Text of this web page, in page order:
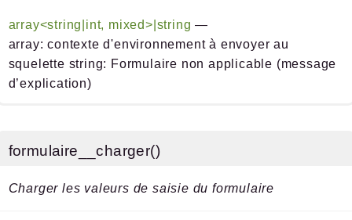
array<string|int, mixed>|string —
array: contexte d'environnement à envoyer au
squelette string: Formulaire non applicable (message
d’explication)
formulaire__charger()
Charger les valeurs de saisie du formulaire